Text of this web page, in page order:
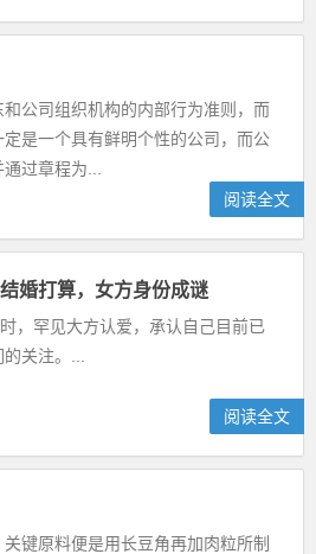
公司组织机构的内部行为准则，而
是一个具有鲜明个性的公司，而公
过章程为...
阅读全文
婚打算，女方身份成谜
，罕见大方认爱，承认自己目前已
关注。...
阅读全文
键原料便是用长豆角再加肉粒所制